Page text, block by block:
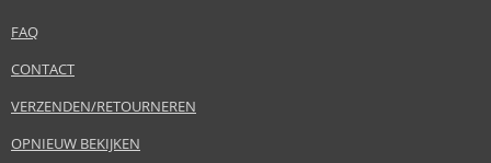
FAQ
CONTACT
VERZENDEN/RETOURNEREN
OPNIEUW BEKIJKEN